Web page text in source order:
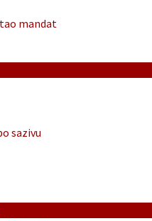
mandat
sazivu